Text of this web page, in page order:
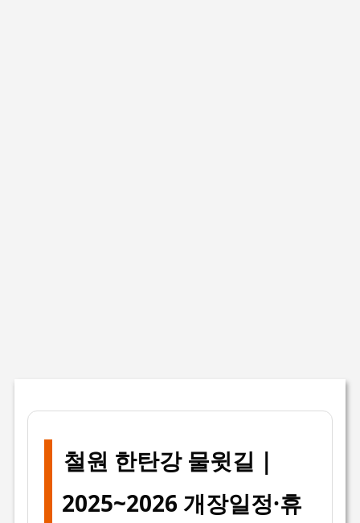
철원 한탄강 물윗길 |
2025~2026 개장일정·휴